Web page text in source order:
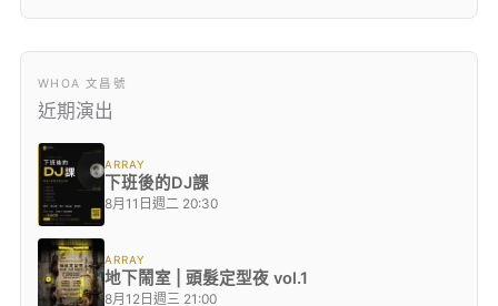
WHOA 文昌號
近期演出
ARRAY
下班後的DJ課
8月11日週二 20:30
ARRAY
地下鬧室 | 頭髮定型夜 vol.1
8月12日週三 21:00